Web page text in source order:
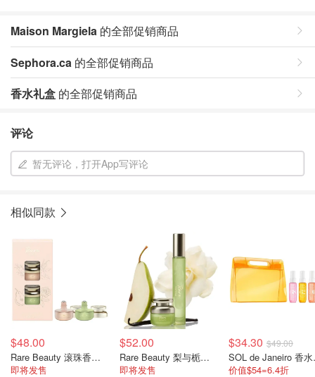
Maison Margiela 的全部促销商品
Sephora.ca 的全部促销商品
香水礼盒 的全部促销商品
评论
暂无评论，打开App写评论
相似同款
$48.00
Rare Beauty 滚珠香水5mlX2支
即将发售
$52.00
Rare Beauty 梨与栀子花香水10ml+滚珠5ml
即将发售
$34.30 $49.00
价值$54=6.4折